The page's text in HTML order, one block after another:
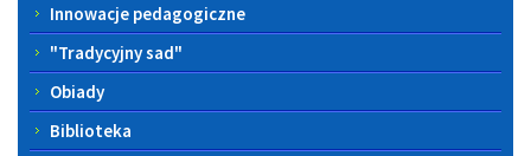
Innowacje pedagogiczne
"Tradycyjny sad"
Obiady
Biblioteka